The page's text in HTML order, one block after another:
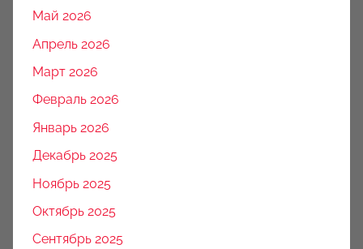
Май 2026
Апрель 2026
Март 2026
Февраль 2026
Январь 2026
Декабрь 2025
Ноябрь 2025
Октябрь 2025
Сентябрь 2025